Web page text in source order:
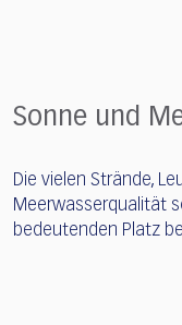
Sonne und
Die vielen Strände,
Meerwasserqualität
bedeutenden Platz